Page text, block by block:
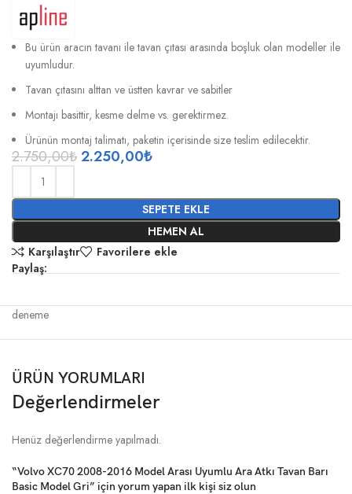
Bu ürün aracın tavanı ile tavan çıtası arasında boşluk olan modeller ile
uyumludur.
Tavan çıtasını alttan ve üstten kavrar ve sabitler
Montajı basittir, kesme delme vs. gerektirmez.
Ürünün montaj talimatı, paketin içerisinde size teslim edilecektir.
2.750,00₺2.250,00₺
SEPETE EKLE
HEMEN AL
Karşılaştır
Favorilere ekle
Paylaş:
deneme
ÜRÜN YORUMLARI
Değerlendirmeler
Henüz değerlendirme yapılmadı.
“Volvo XC70 2008-2016 Model Arası Uyumlu Ara Atkı Tavan Barı
Basic Model Gri” için yorum yapan ilk kişi siz olun